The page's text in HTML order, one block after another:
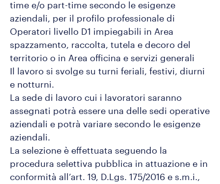
time e/o part-time secondo le esigenze
aziendali, per il profilo professionale di
Operatori livello D1 impiegabili in Area
spazzamento, raccolta, tutela e decoro del
territorio o in Area officina e servizi generali
Il lavoro si svolge su turni feriali, festivi, diurni
e notturni.
La sede di lavoro cui i lavoratori saranno
assegnati potrà essere una delle sedi operative
aziendali e potrà variare secondo le esigenze
aziendali.
La selezione è effettuata seguendo la
procedura selettiva pubblica in attuazione e in
conformità all’art. 19, D.Lgs. 175/2016 e s.m.i.,